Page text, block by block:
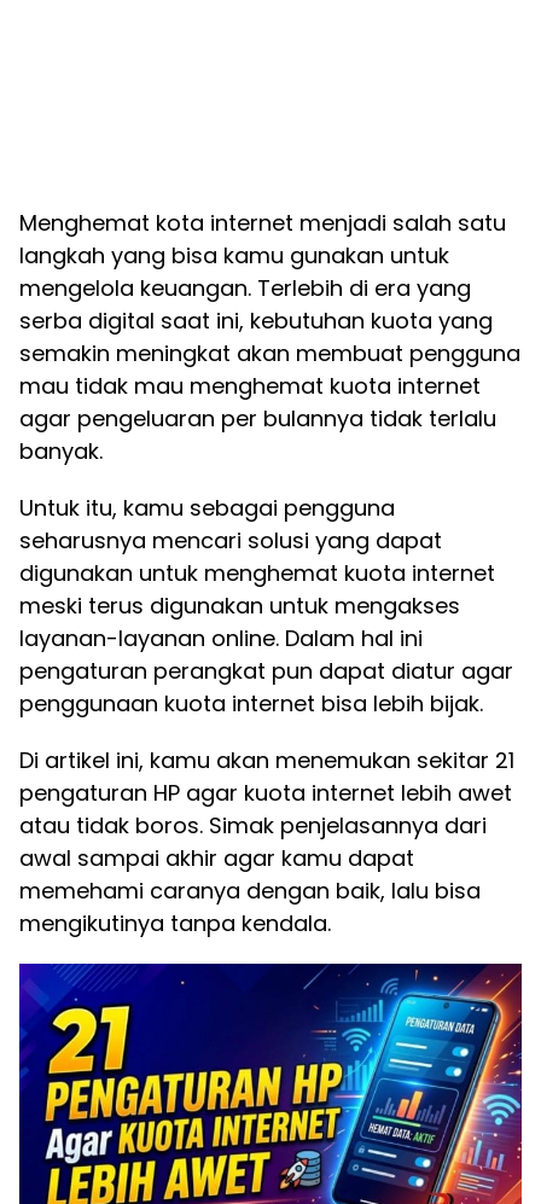
Menghemat kota internet menjadi salah satu
langkah yang bisa kamu gunakan untuk
mengelola keuangan. Terlebih di era yang
serba digital saat ini, kebutuhan kuota yang
semakin meningkat akan membuat pengguna
mau tidak mau menghemat kuota internet
agar pengeluaran per bulannya tidak terlalu
banyak.
Untuk itu, kamu sebagai pengguna
seharusnya mencari solusi yang dapat
digunakan untuk menghemat kuota internet
meski terus digunakan untuk mengakses
layanan-layanan online. Dalam hal ini
pengaturan perangkat pun dapat diatur agar
penggunaan kuota internet bisa lebih bijak.
Di artikel ini, kamu akan menemukan sekitar 21
pengaturan HP agar kuota internet lebih awet
atau tidak boros. Simak penjelasannya dari
awal sampai akhir agar kamu dapat
memehami caranya dengan baik, lalu bisa
mengikutinya tanpa kendala.